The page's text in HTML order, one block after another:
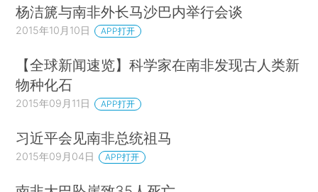
杨洁篪与南非外长马沙巴内举行会谈
2015年10月10日 APP打开
【全球新闻速览】科学家在南非发现古人类新
物种化石
2015年09月11日 APP打开
习近平会见南非总统祖马
2015年09月04日 APP打开